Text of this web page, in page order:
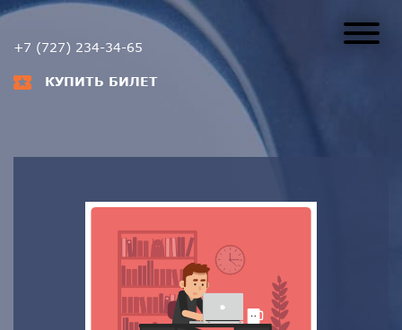
+7 (727) 234-34-65
КУПИТЬ БИЛЕТ